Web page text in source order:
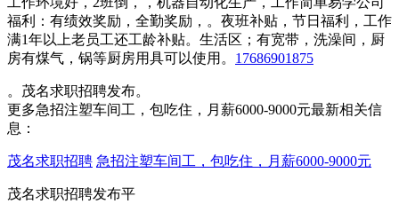
福利：有绩效奖励，全勤奖励，。夜班补贴，节日福利，工作
满1年以上老员工还工龄补贴。生活区；有宽带，洗澡间，厨
房有煤气，锅等厨房用具可以使用。 17686901875
。茂名求职招聘发布。
更多急招注塑车间工，包吃住，月薪6000-9000元最新相关信
息：
茂名求职招聘 急招注塑车间工，包吃住，月薪6000-9000元
茂名求职招聘发布平